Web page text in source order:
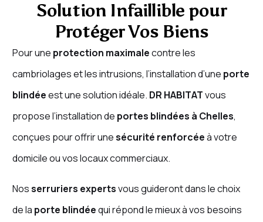
Solution Infaillible pour
Protéger Vos Biens
Pour une protection maximalecontre les
cambriolages et les intrusions, l’installation d’une porte
blindéeest une solution idéale. DR HABITATvous
propose l’installation de portes blindées à Chelles,
conçues pour offrir unesécurité renforcéeà votre
domicile ou vos locaux commerciaux.
Nosserruriers expertsvous guideront dans le choix
de la porte blindéequi répond le mieux à vos besoins